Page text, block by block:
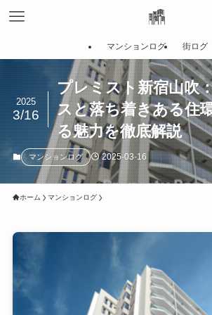
マンションログ 街ログ
プレミスト新宿山吹
スと落ち着きある住
る魅力を徹底解説
2025
3/16
マンションログ 2025-03-16
ホーム マンションログ